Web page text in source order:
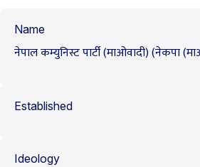
Name
नेपाल कम्युनिस्ट पार्टी (माओवादी) (नेकपा
Established
Ideology